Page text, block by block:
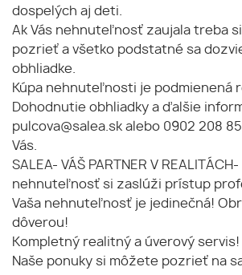
dospelých aj deti.
Ak Vás nehnuteľnosť zaujala treba
pozrieť a všetko podstatné sa
obhliadke.
Kúpa nehnuteľnosti je podmienená
Dohodnutie obhliadky a ďalšie
pulcova@salea.sk alebo 0902 208
Vás.
SALEA- VÁŠ PARTNER V
nehnuteľnosť si zaslúži prístup
Vaša nehnuteľnosť je jedinečná!
dôverou!
Kompletný realitný a úverový servis!
Naše ponuky si môžete pozrieť na